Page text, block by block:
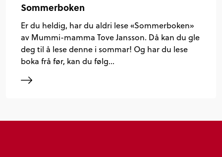
Sommerboken
Er du heldig, har du aldri lese «Sommerboken»
av Mummi-mamma Tove Jansson. Då kan du gle
deg til å lese denne i sommar! Og har du lese
boka frå før, kan du følg…